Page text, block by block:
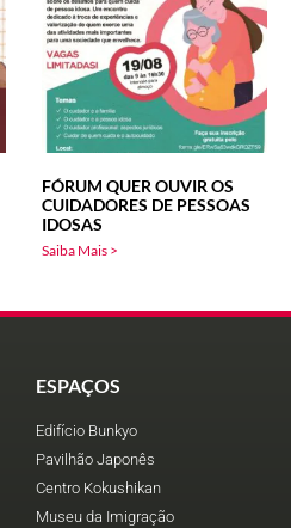
FÓRUM QUER OUVIR OS
CUIDADORES DE PESSOAS
IDOSAS
Saiba Mais >
ESPAÇOS
Edifício Bunkyo
Pavilhão Japonês
Centro Kokushikan
Museu da Imigração